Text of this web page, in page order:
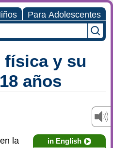
Para Adolescentes
física y su
años
in English
la